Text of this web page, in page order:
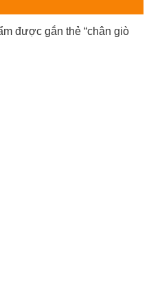
được gắn thẻ “chân giò